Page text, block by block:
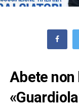
Abete non